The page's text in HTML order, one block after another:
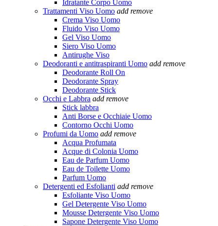
Idratante Corpo Uomo
Trattamenti Viso Uomo add remove
Crema Viso Uomo
Fluido Viso Uomo
Gel Viso Uomo
Siero Viso Uomo
Antirughe Viso
Deodoranti e antitraspiranti Uomo add remove
Deodorante Roll On
Deodorante Spray
Deodorante Stick
Occhi e Labbra add remove
Stick labbra
Anti Borse e Occhiaie Uomo
Contorno Occhi Uomo
Profumi da Uomo add remove
Acqua Profumata
Acque di Colonia Uomo
Eau de Parfum Uomo
Eau de Toilette Uomo
Parfum Uomo
Detergenti ed Esfolianti add remove
Esfoliante Viso Uomo
Gel Detergente Viso Uomo
Mousse Detergente Viso Uomo
Sapone Detergente Viso Uomo